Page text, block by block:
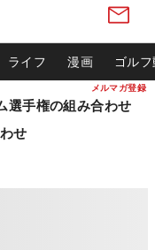
メルマガ登録
ライフ 漫画 ゴル
手権の組み合わせ
せ